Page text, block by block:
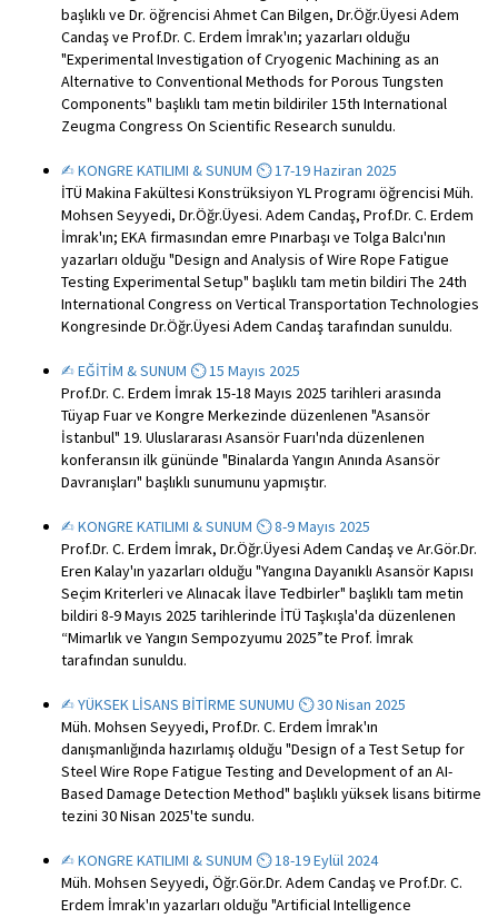
başlıklı ve Dr. öğrencisi Ahmet Can Bilgen, Dr.Öğr.Üyesi Adem
Candaş ve Prof.Dr. C. Erdem İmrak'ın; yazarları olduğu
"Experimental Investigation of Cryogenic Machining as an
Alternative to Conventional Methods for Porous Tungsten
Components" başlıklı tam metin bildiriler 15th International
Zeugma Congress On Scientific Research sunuldu.
✍︎ KONGRE KATILIMI & SUNUM ⏲ 17-19 Haziran 2025
İTÜ Makina Fakültesi Konstrüksiyon YL Programı öğrencisi Müh.
Mohsen Seyyedi, Dr.Öğr.Üyesi. Adem Candaş, Prof.Dr. C. Erdem
İmrak'ın; EKA firmasından emre Pınarbaşı ve Tolga Balcı'nın
yazarları olduğu "Design and Analysis of Wire Rope Fatigue
Testing Experimental Setup" başlıklı tam metin bildiri The 24th
International Congress on Vertical Transportation Technologies
Kongresinde Dr.Öğr.Üyesi Adem Candaş tarafından sunuldu.
✍︎ EĞİTİM & SUNUM ⏲ 15 Mayıs 2025
Prof.Dr. C. Erdem İmrak 15-18 Mayıs 2025 tarihleri arasında
Tüyap Fuar ve Kongre Merkezinde düzenlenen "Asansör
İstanbul" 19. Uluslararası Asansör Fuarı'nda düzenlenen
konferansın ilk gününde "Binalarda Yangın Anında Asansör
Davranışları" başlıklı sunumunu yapmıştır.
✍︎ KONGRE KATILIMI & SUNUM ⏲ 8-9 Mayıs 2025
Prof.Dr. C. Erdem İmrak, Dr.Öğr.Üyesi Adem Candaş ve Ar.Gör.Dr.
Eren Kalay'ın yazarları olduğu "Yangına Dayanıklı Asansör Kapısı
Seçim Kriterleri ve Alınacak İlave Tedbirler" başlıklı tam metin
bildiri 8-9 Mayıs 2025 tarihlerinde İTÜ Taşkışla'da düzenlenen
“Mimarlık ve Yangın Sempozyumu 2025”te Prof. İmrak
tarafından sunuldu.
✍︎ YÜKSEK LİSANS BİTİRME SUNUMU ⏲ 30 Nisan 2025
Müh. Mohsen Seyyedi, Prof.Dr. C. Erdem İmrak'ın
danışmanlığında hazırlamış olduğu "Design of a Test Setup for
Steel Wire Rope Fatigue Testing and Development of an AI-
Based Damage Detection Method" başlıklı yüksek lisans bitirme
tezini 30 Nisan 2025'te sundu.
✍︎ KONGRE KATILIMI & SUNUM ⏲ 18-19 Eylül 2024
Müh. Mohsen Seyyedi, Öğr.Gör.Dr. Adem Candaş ve Prof.Dr. C.
Erdem İmrak'ın yazarları olduğu "Artificial Intelligence